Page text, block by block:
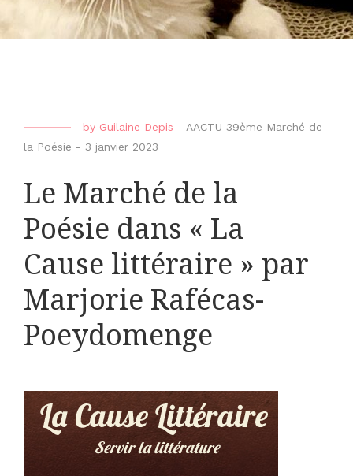
by Guilaine Depis - AACTU 39ème Marché de
la Poésie - 3 janvier 2023
Le Marché de la
Poésie dans « La
Cause littéraire » par
Marjorie Rafécas-
Poeydomenge